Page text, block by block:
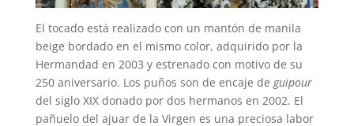
El tocado está realizado con un mantón de manila
beige bordado en el mismo color, adquirido por la
Hermandad en 2003 y estrenado con motivo de su
250 aniversario. Los puños son de encaje de guipour
del siglo XIX donado por dos hermanos en 2002. El
pañuelo del ajuar de la Virgen es una preciosa labor